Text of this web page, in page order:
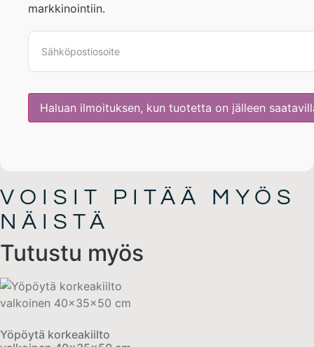
markkinointiin.
VOISIT PITÄÄ MYÖS
NÄISTÄ
Tutustu myös
Yöpöytä korkeakiilto